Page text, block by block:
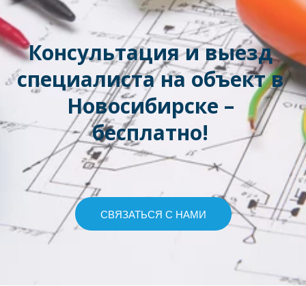
Консультация и выезд
специалиста на объект в
Новосибирске –
бесплатно!
СВЯЗАТЬСЯ С НАМИ